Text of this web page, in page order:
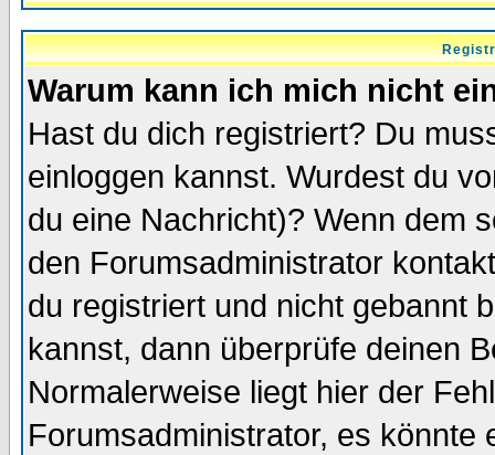
Warum kann ich mich nicht
Hast du dich registriert? Du
einloggen kannst. Wurdest du
du eine Nachricht)? Wenn dem
den Forumsadministrator
du registriert und nicht gebannt
kannst, dann überprüfe deinen
Normalerweise liegt hier der
Forumsadministrator, es könnte